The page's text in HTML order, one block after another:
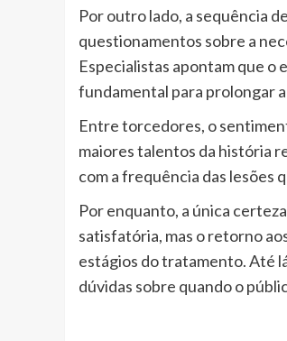
Por outro lado, a sequência
questionamentos sobre a
Especialistas apontam que
fundamental para prolongar
Entre torcedores, o
maiores talentos da história
com a frequência das lesões
Por enquanto, a única
satisfatória, mas o retorno
estágios do tratamento. Até
dúvidas sobre quando o